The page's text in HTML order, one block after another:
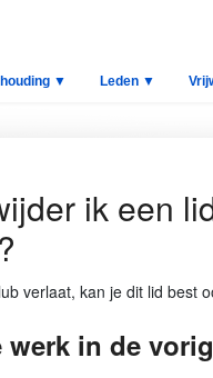
▼ Leden ▼
ik een
verlaat, kan je dit lid best
werk in de